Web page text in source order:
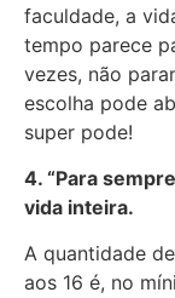
faculdade, a
tempo parece
vezes, não
escolha pode
super pode!
4. “Para
vida inteira.
A quantidade
aos 16 é, no